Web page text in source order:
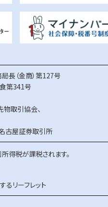
長（金商）第127号
第341号
物取引協会、
古屋証券取引所
得税が課税されます。
リーフレット